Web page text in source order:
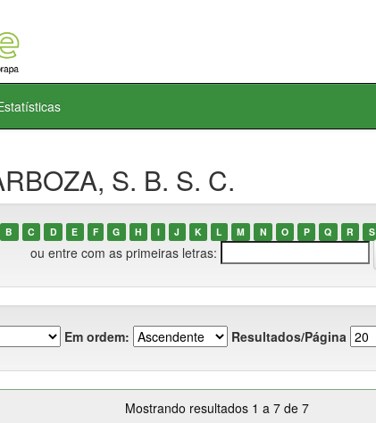
S. B. S. C.
B C D E F G H I J K L M N O P Q R S
ou entre com as primeiras letras:
Em ordem: Resultados/Página
Mostrando resultados 1 a 7 de 7